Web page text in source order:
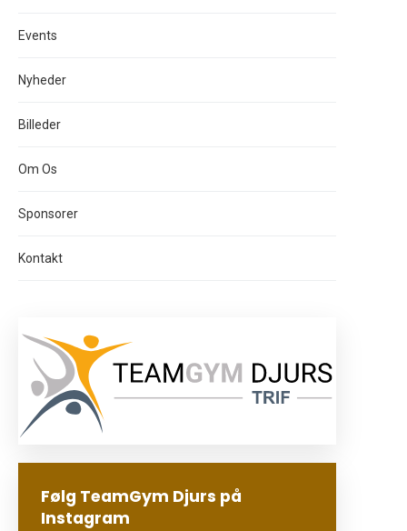
Events
Nyheder
Billeder
Om Os
Sponsorer
Kontakt
Følg TeamGym Djurs på
Instagram